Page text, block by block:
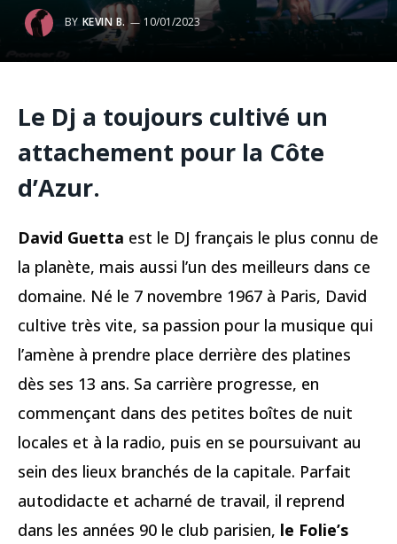
BY KEVIN B. 10/01/2023
Le Dj a toujours cultivé un
attachement pour la Côte
d’Azur.
David Guetta est le DJ français le plus connu de
la planète, mais aussi l’un des meilleurs dans ce
domaine. Né le 7 novembre 1967 à Paris, David
cultive très vite, sa passion pour la musique qui
l’amène à prendre place derrière des platines
dès ses 13 ans. Sa carrière progresse, en
commençant dans des petites boîtes de nuit
locales et à la radio, puis en se poursuivant au
sein des lieux branchés de la capitale. Parfait
autodidacte et acharné de travail, il reprend
dans les années 90 le club parisien, le Folie’s